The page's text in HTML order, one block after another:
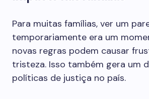
Para muitas famílias, ver um
temporariamente era um
novas regras podem causar
tristeza. Isso também gera um
políticas de justiça no país.